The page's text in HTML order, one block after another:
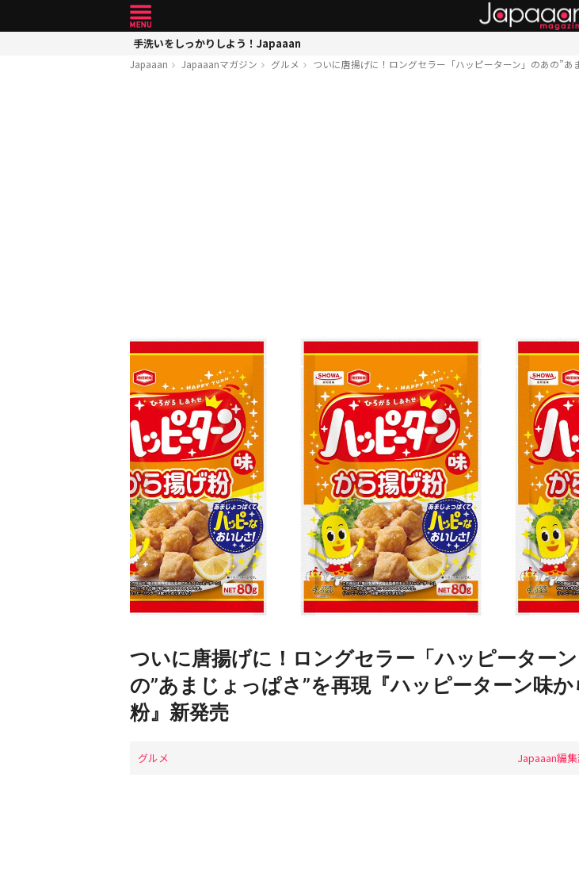
手洗いをしっかりしよう！Japaaan
Japaaan Japaaanマガジン グルメ ついに唐揚げに！ロングセラー「ハッピーターン」のあの”
ついに唐揚げに！ロングセラー「ハッピーター
の”あまじょっぱさ”を再現『ハッピーターン味
粉』新発売
グルメ Japaaan編